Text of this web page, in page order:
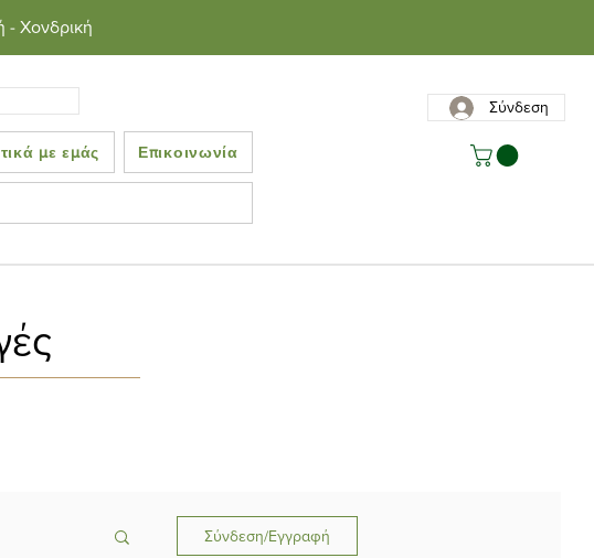
- Χονδρική
με εμάς Επικοινωνία
Σύνδεση
Σύνδεση/Εγγραφή